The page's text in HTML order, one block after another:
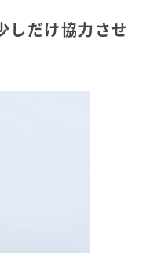
しだけ協力させ